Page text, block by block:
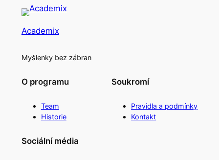
Academix
Myšlenky bez zábran
O programu
Team
Historie
Soukromí
Pravidla a podmínky
Kontakt
Sociální média